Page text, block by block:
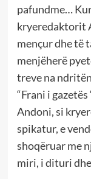
pafundme…
kryeredaktorit
mençur dhe të
menjëherë
treve na
“Frani i
Andoni, si
spikatur, e
shoqëruar me
miri, i dituri